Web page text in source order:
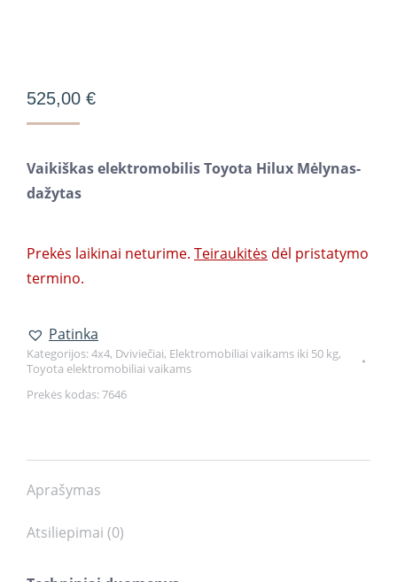
525,00 €
Vaikiškas elektromobilis Toyota Hilux Mėlynas-
dažytas
Prekės laikinai neturime. Teiraukitės dėl pristatymo
termino.
Patinka
Kategorijos:4x4, Dviviečiai, Elektromobiliai vaikams iki 50 kg,
Toyota elektromobiliai vaikams
Prekės kodas:7646
Aprašymas
Atsiliepimai (0)